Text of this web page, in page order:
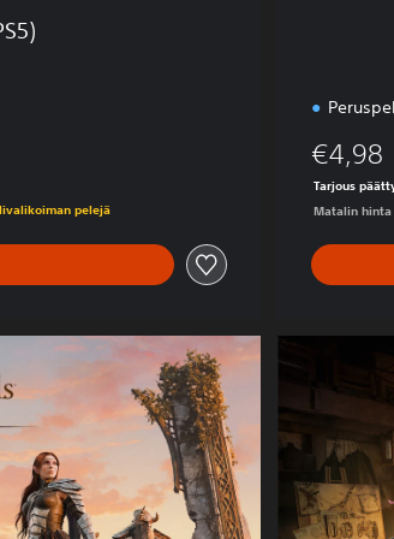
pelejä
€4,98
Tarjous
Matalin hinta
x